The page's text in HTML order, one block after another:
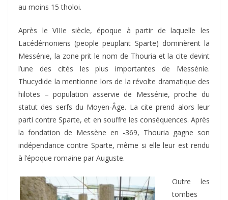
au moins 15 tholoi.
Après le VIIIe siècle, époque à partir de laquelle les
Lacédémoniens (people peuplant Sparte) dominèrent la
Messénie, la zone prit le nom de Thouria et la cite devint
l’une des cités les plus importantes de Messénie.
Thucydide la mentionne lors de la révolte dramatique des
hilotes – population asservie de Messénie, proche du
statut des serfs du Moyen-Âge. La cite prend alors leur
parti contre Sparte, et en souffre les conséquences. Après
la fondation de Messène en -369, Thouria gagne son
indépendance contre Sparte, même si elle leur est rendu
à l’époque romaine par Auguste.
Outre les
tombes